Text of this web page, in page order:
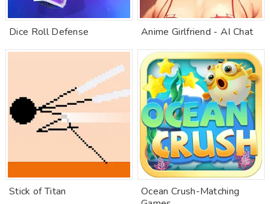
Dice Roll Defense Anime Girlfriend - AI Chat
Stick of Titan
Ocean Crush-Matching